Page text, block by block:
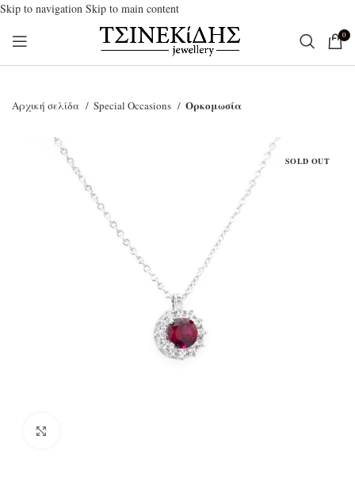
Skip to navigation Skip to main content
0
Αρχική σελίδα Special Occasions Ορκομωσία
SOLD OUT